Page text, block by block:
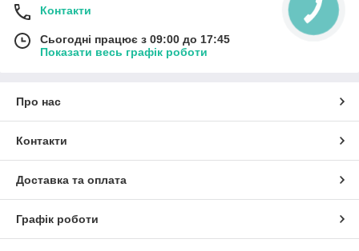
Контакти
Сьогодні працює з 09:00 до 17:45
Показати весь графік роботи
Про нас
Контакти
Доставка та оплата
Графік роботи